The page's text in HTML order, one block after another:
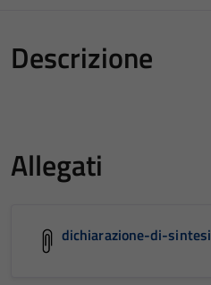
Descrizione
Allegati
dichiarazione-di-sintesi